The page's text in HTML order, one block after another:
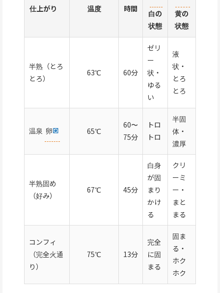
仕上がり 温度 時間
白の
状態
黄の
状態
半熟（とろ
とろ）
63℃ 60分
ゼリ
ー
状・
ゆる
い
液
状・
とろ
とろ
温泉 卵 65℃
60〜
75分
トロ
トロ
半固
体・
濃厚
半熟固め
（好み）
67℃ 45分
白身
が固
まり
かけ
る
クリ
ーミ
ー・
まと
まる
コンフィ
（完全火通
り）
75℃ 13分
完全
に固
まる
固ま
る・
ホク
ホク